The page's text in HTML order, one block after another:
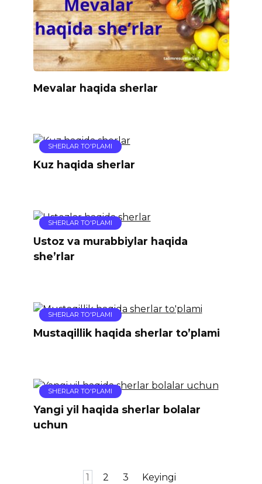
Mevalar haqida sherlar
SHERLAR TO'PLAMI
Kuz haqida sherlar
SHERLAR TO'PLAMI
Ustoz va murabbiylar haqida
she’rlar
SHERLAR TO'PLAMI
Mustaqillik haqida sherlar to’plami
SHERLAR TO'PLAMI
Yangi yil haqida sherlar bolalar
uchun
1 2 3 Keyingi